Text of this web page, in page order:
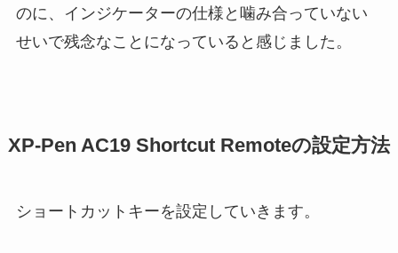
のに、インジケーターの仕様と噛み合っていない
せいで残念なことになっていると感じました。
XP-Pen AC19 Shortcut Remoteの設定方法
ショートカットキーを設定していきます。